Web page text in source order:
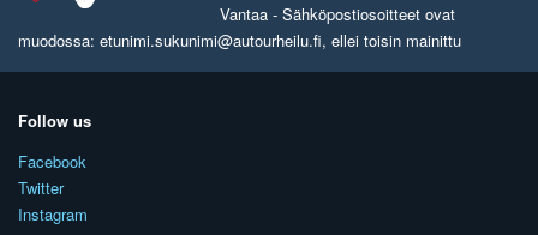
Vantaa - Sähköpostiosoitteet ovat
muodossa: etunimi.sukunimi@autourheilu.fi, ellei toisin mainittu
Follow us
Facebook
Twitter
Instagram